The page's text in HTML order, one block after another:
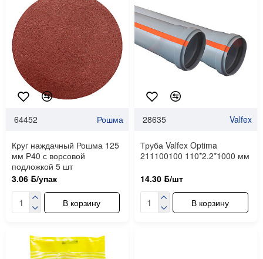
64452 Рошма
Круг наждачный Рошма 125
мм Р40 с ворсовой
подложкой 5 шт
3.06 ƃ/упак
В корзину
28635 Valfex
Труба Valfex Optima
211100100 110*2.2*1000 мм
14.30 ƃ/шт
В корзину